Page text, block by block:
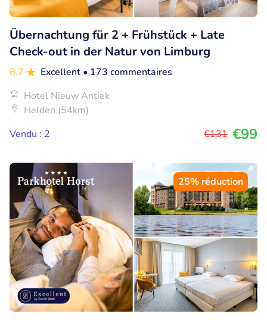
Übernachtung für 2 + Frühstück + Late
Check-out in der Natur von Limburg
8.7 Excellent • 173 commentaires
Hotel Nieuw Antiek
Helden (54km)
Vendu : 2
€131 €99
25% réduction